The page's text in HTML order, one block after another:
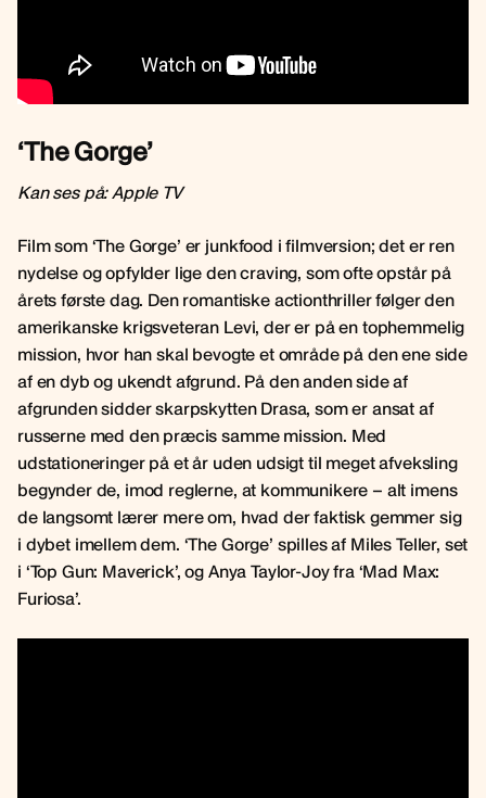
‘The Gorge’
Kan ses på: Apple TV
Film som ‘The Gorge’ er junkfood i filmversion; det er ren
nydelse og opfylder lige den craving, som ofte opstår på
årets første dag. Den romantiske actionthriller følger den
amerikanske krigsveteran Levi, der er på en tophemmelig
mission, hvor han skal bevogte et område på den ene side
af en dyb og ukendt afgrund. På den anden side af
afgrunden sidder skarpskytten Drasa, som er ansat af
russerne med den præcis samme mission. Med
udstationeringer på et år uden udsigt til meget afveksling
begynder de, imod reglerne, at kommunikere – alt imens
de langsomt lærer mere om, hvad der faktisk gemmer sig
i dybet imellem dem. ‘The Gorge’ spilles af Miles Teller, set
i ‘Top Gun: Maverick’, og Anya Taylor-Joy fra ‘Mad Max:
Furiosa’.